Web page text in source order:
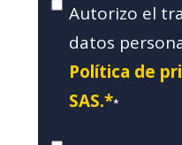
Autorizo el
datos
Política de
SAS.**